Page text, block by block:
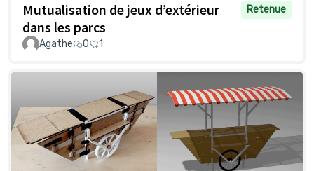
Mutualisation de jeux d’extérieur
dans les parcs
Retenue
Agathe 0 1